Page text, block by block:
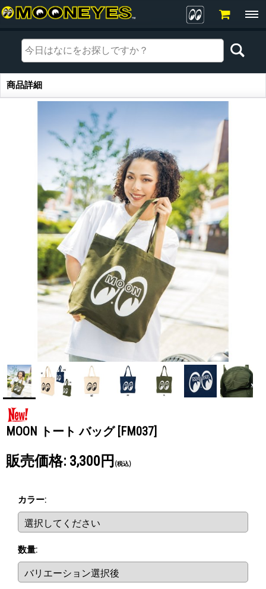
商品詳細
商品詳細
MOON トート バッグ [FM037]
販売価格: 3,300円 (税込)
カラー:
数量: